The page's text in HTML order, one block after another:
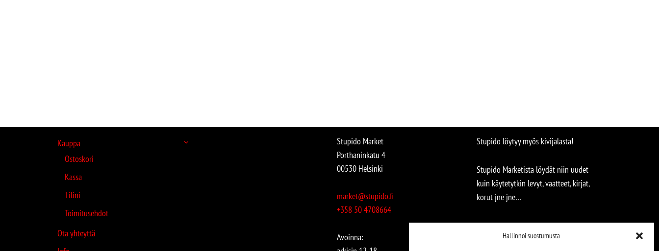
Hallinnoi suostumusta
Kauppa
Ostoskori
Kassa
Tilini
Toimitusehdot
Ota yhteyttä
Stupido Market
Porthaninkatu 4
00530 Helsinki
market@stupido.fi
+358 50 4708664
Avoinna:
Stupido löytyy myös kivijalasta!
Stupido Marketista löydät niin uudet
kuin käytetytkin levyt, vaatteet, kirjat,
korut jne jne…